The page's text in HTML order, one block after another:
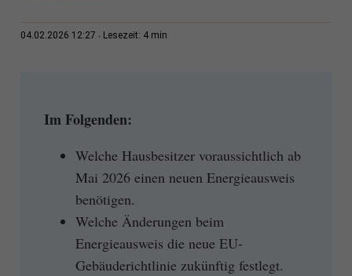
04.02.2026 12:27 Lesezeit: 4 min
Im Folgenden:
Welche Hausbesitzer voraussichtlich ab
Mai 2026 einen neuen Energieausweis
benötigen.
Welche Änderungen beim
Energieausweis die neue EU-
Gebäuderichtlinie zukünftig festlegt.